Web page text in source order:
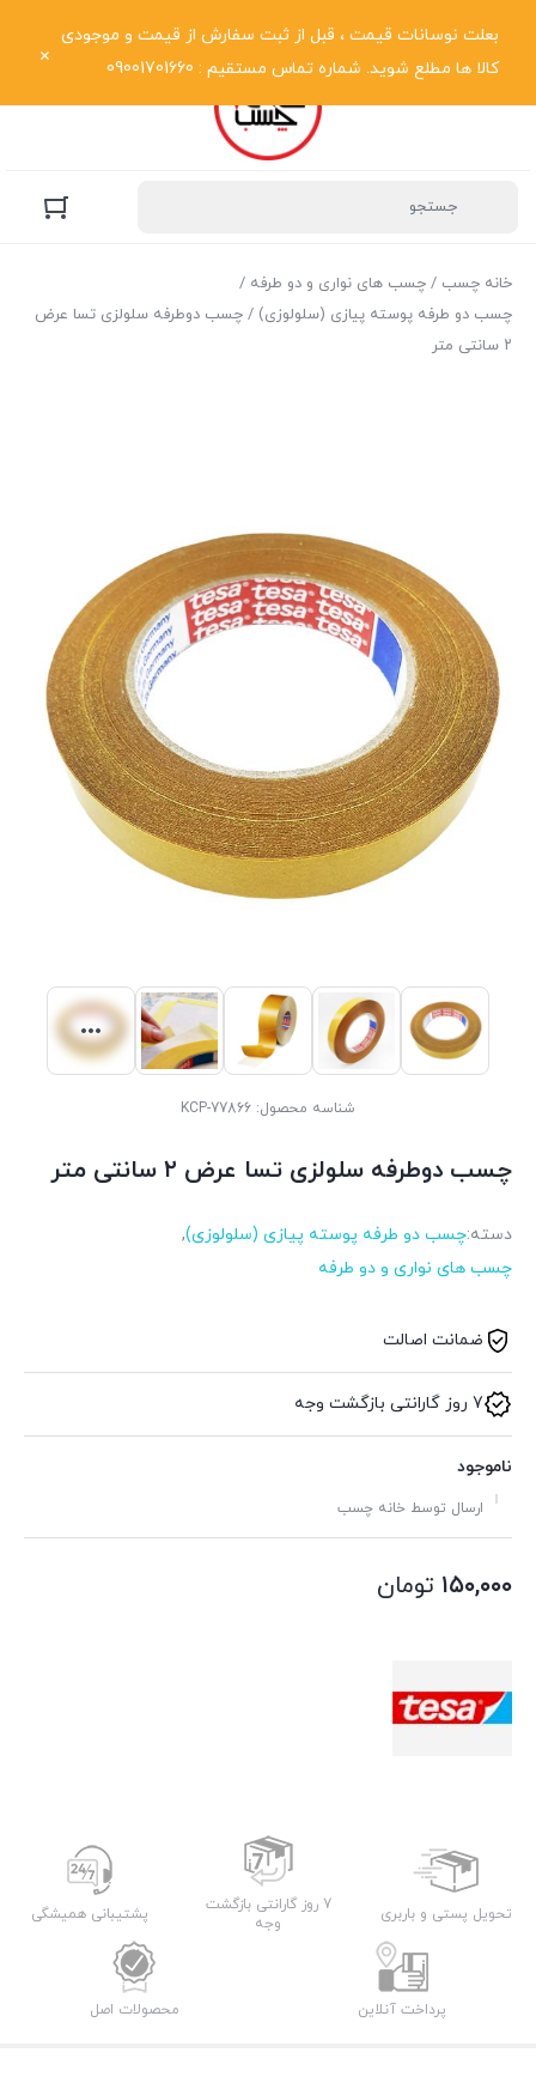
بعلت نوسانات قیمت ، قبل از ثبت سفارش از قیمت و موجودی
کالا ها مطلع شوید. شماره تماس مستقیم : 09001701660
خانه چسب / چسب های نواری و دو طرفه /
چسب دو طرفه پوسته پیازی (سلولوزی) / چسب دوطرفه سلولزی تسا عرض
۲ سانتی متر
شناسه محصول: KCP-77866
چسب دوطرفه سلولزی تسا عرض ۲ سانتی متر
دسته:چسب دو طرفه پوسته پیازی (سلولوزی),
چسب های نواری و دو طرفه
ضمانت اصالت
7 روز گارانتی بازگشت وجه
ناموجود
ارسال توسط خانه چسب
۱۵۰,۰۰۰ تومان
تحویل پستی و باربری
7 روز گارانتی بازگشت
وجه
پشتیبانی همیشگی
پرداخت آنلاین محصولات اصل